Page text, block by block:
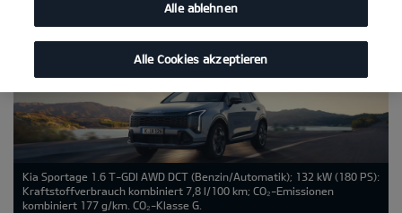
saisonalen Service Angebote im Frühling, Sommer, Herbst und
Winter.
Kia Sportage 1.6 T-GDI AWD DCT (Benzin/Automatik); 132 kW (180 PS):
Kraftstoffverbrauch kombiniert 7,8 l/100 km; CO₂-Emissionen
kombiniert 177 g/km. CO₂-Klasse G.
Alle ablehnen
Alle Cookies akzeptieren